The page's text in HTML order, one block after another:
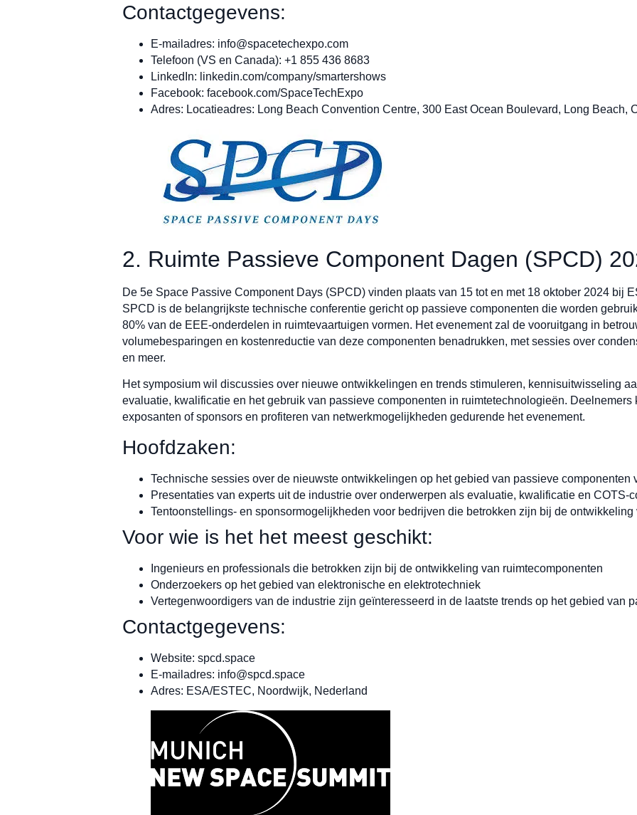
Contactgegevens:
E-mailadres: info@spacetechexpo.com
Telefoon (VS en Canada): +1 855 436 8683
LinkedIn: linkedin.com/company/smartershows
Facebook: facebook.com/SpaceTechExpo
Adres: Locatieadres: Long Beach Convention Centre, 300 East Ocean Boulevard, Long Beach,
2. Ruimte Passieve Component Dagen (SPCD)
De 5e Space Passive Component Days (SPCD) vinden plaats van 15 tot en met 18 oktober 2024 bij
SPCD is de belangrijkste technische conferentie gericht op passieve componenten die worden
80% van de EEE-onderdelen in ruimtevaartuigen vormen. Het evenement zal de vooruitgang in
volumebesparingen en kostenreductie van deze componenten benadrukken, met sessies over
en meer.
Het symposium wil discussies over nieuwe ontwikkelingen en trends stimuleren, kennisuitwisseling
evaluatie, kwalificatie en het gebruik van passieve componenten in ruimtetechnologieën.
exposanten of sponsors en profiteren van netwerkmogelijkheden gedurende het evenement.
Hoofdzaken:
Technische sessies over de nieuwste ontwikkelingen op het gebied van passieve componenten
Presentaties van experts uit de industrie over onderwerpen als evaluatie, kwalificatie en COTS-
Tentoonstellings- en sponsormogelijkheden voor bedrijven die betrokken zijn bij de ontwikkeling
Voor wie is het het meest geschikt:
Ingenieurs en professionals die betrokken zijn bij de ontwikkeling van ruimtecomponenten
Onderzoekers op het gebied van elektronische en elektrotechniek
Vertegenwoordigers van de industrie zijn geïnteresseerd in de laatste trends op het gebied van
Contactgegevens:
Website: spcd.space
E-mailadres: info@spcd.space
Adres: ESA/ESTEC, Noordwijk, Nederland